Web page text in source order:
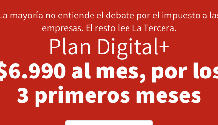
mayoría no entiende el debate por el impuesto a
empresas. El resto lee La Tercera.
Plan Digital+
al mes, por
3 primeros meses